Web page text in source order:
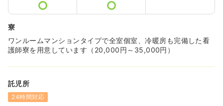
寮
ワンルームマンションタイプで全室個室、冷暖房も完備した看
護師寮を用意しています（20,000円～35,000円）
託児所
24時間対応